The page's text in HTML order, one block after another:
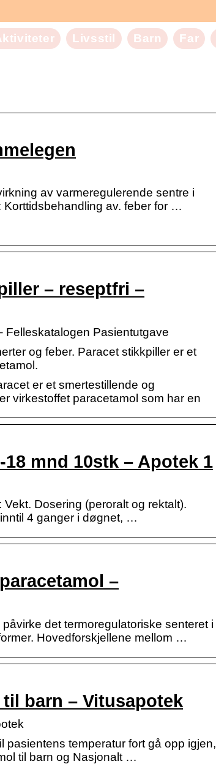
Livsstil Barn Far
av varmeregulerende sentre i
Korttidsbehandling av. feber for …
– reseptfri –
Felleskatalogen Pasientutgave
og feber. Paracet stikkpiller er et
er et smertestillende og
virkestoffet paracetamol som har en
mnd 10stk – Apotek 1
Dosering (peroralt og rektalt).
4 ganger i døgnet, …
–
det termoregulatoriske senteret i
Hovedforskjellene mellom …
barn – Vitusapotek
temperatur fort gå opp igjen,
til barn og Nasjonalt …